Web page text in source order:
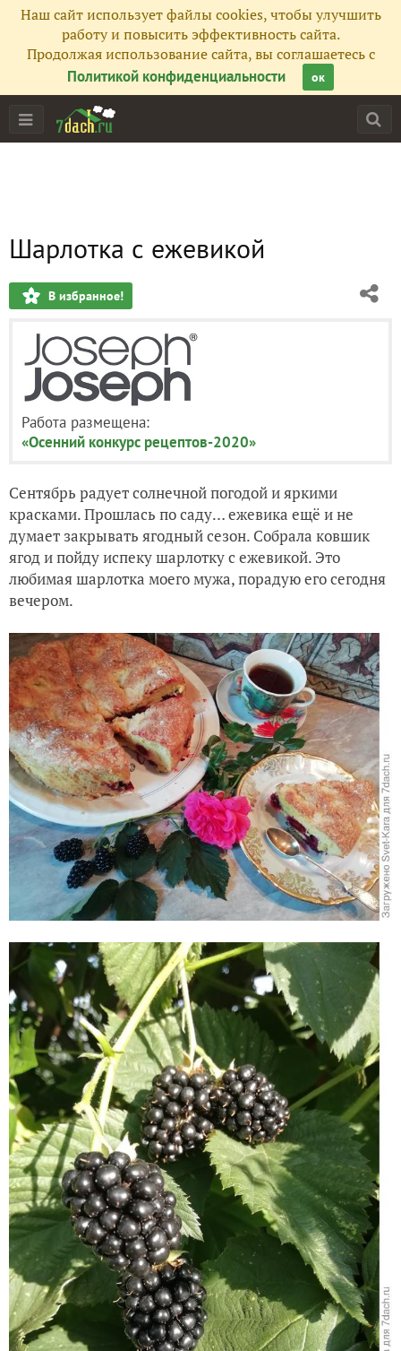
Наш сайт использует файлы cookies, чтобы улучшить
работу и повысить эффективность сайта.
Продолжая использование сайта, вы соглашаетесь с
Политикой конфиденциальности
ок
Шарлотка с ежевикой
В избранное!
Работа размещена:
«Осенний конкурс рецептов-2020»
Сентябрь радует солнечной погодой и яркими
красками. Прошлась по саду… ежевика ещё и не
думает закрывать ягодный сезон. Собрала ковшик
ягод и пойду испеку шарлотку с ежевикой. Это
любимая шарлотка моего мужа, порадую его сегодня
вечером.